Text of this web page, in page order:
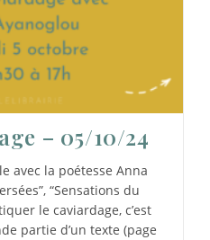
– 05/10/24
avec la poétesse Anna
“Sensations du
le caviardage, c’est
partie d’un texte (page